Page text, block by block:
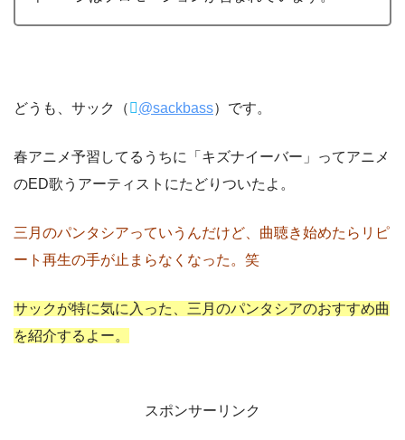
どうも、サック（ @sackbass）です。
春アニメ予習してるうちに「キズナイーバー」ってアニメ
のED歌うアーティストにたどりついたよ。
三月のパンタシアっていうんだけど、曲聴き始めたらリピ
ート再生の手が止まらなくなった。笑
サックが特に気に入った、三月のパンタシアのおすすめ曲
を紹介するよー。
スポンサーリンク